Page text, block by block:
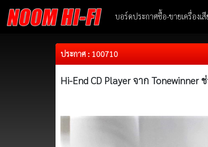
บอร์ดประกาศซื้อ-ขายเครื่องเ
ประกาศ : 100710
Hi-End CD Player จาก